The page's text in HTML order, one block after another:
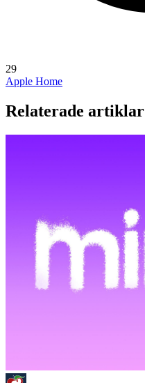
29
Apple Home
Relaterade artiklar